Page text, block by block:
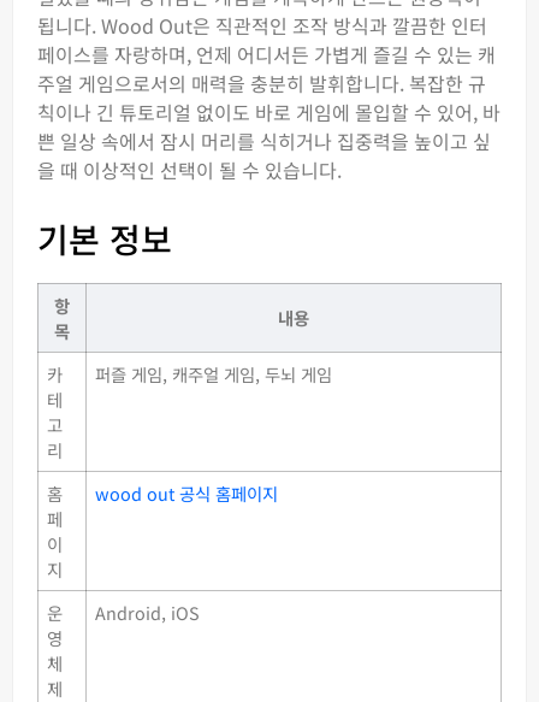
됩니다. Wood Out은 직관적인 조작 방식과 깔끔한 인터
페이스를 자랑하며, 언제 어디서든 가볍게 즐길 수 있는 캐
주얼 게임으로서의 매력을 충분히 발휘합니다. 복잡한 규
칙이나 긴 튜토리얼 없이도 바로 게임에 몰입할 수 있어, 바
쁜 일상 속에서 잠시 머리를 식히거나 집중력을 높이고 싶
을 때 이상적인 선택이 될 수 있습니다.
기본 정보
항
목
내용
카
테
고
리
퍼즐 게임, 캐주얼 게임, 두뇌 게임
홈
페
이
지
wood out 공식 홈페이지
운
영
체
제
Android, iOS